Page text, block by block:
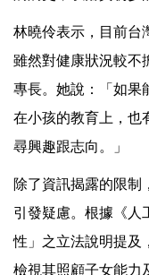
林曉伶表示，目前台
雖然對健康狀況較不
專長。她說：「如果
在小孩的教育上，也
尋興趣跟志向。」
除了資訊揭露的限制
引發疑慮。根據《人
性」之立法說明提及
檢視其照顧子女能力